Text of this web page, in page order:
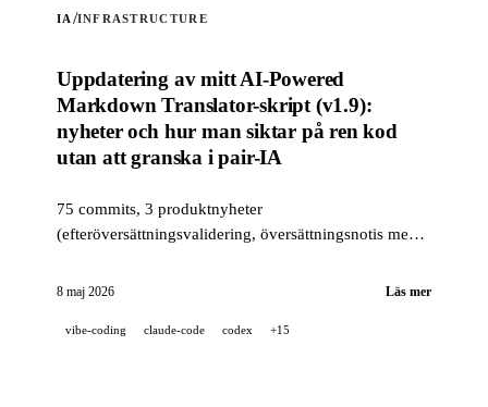
IA /INFRASTRUCTURE
Uppdatering av mitt AI-Powered
Markdown Translator-skript (v1.9):
nyheter och hur man siktar på ren kod
utan att granska i pair-IA
75 commits, 3 produktnyheter
(efteröversättningsvalidering, översättningsnotis med
industriell klass (14 hooks, 229 tester, AI-assisterad
är 100 % utvecklat i pair-IA.
8 maj 2026 Läs mer
vibe-coding claude-code codex +15